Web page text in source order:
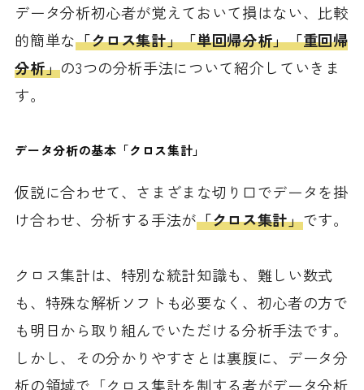
データ分析初心者が覚えておいて損はない、比較
的簡単な「クロス集計」「単回帰分析」「重回帰
分析」の3つの分析手法について紹介していきま
す。
データ分析の基本「クロス集計」
仮説に合わせて、さまざまな切り口でデータを掛
け合わせ、分析する手法が「クロス集計」です。
クロス集計は、特別な統計知識も、難しい数式
も、特殊な解析ソフトも必要なく、初心者の方で
も明日から取り組んでいただける分析手法です。
しかし、その分かりやすさとは裏腹に、データ分
析の領域で「クロス集計を制する者がデータ分析